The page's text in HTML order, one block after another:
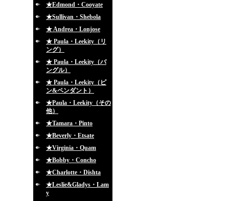
★Edmond・Cooyate
★Sullivan・Shebola
★ Andrea・Lonjose
★ Paula・Leekity（リ
ング）
★ Paula・Leekity（バ
ングル）
★ Paula・Leekity（ピ
ン&ペンダント）
★Paula・Leekity（その
他）
★Tamara・Pinto
★Beverly・Etsate
★Virginia・Quam
★Bobby・Concho
★Charlotte・Dishta
★Leslie&Gladys・Lam
y